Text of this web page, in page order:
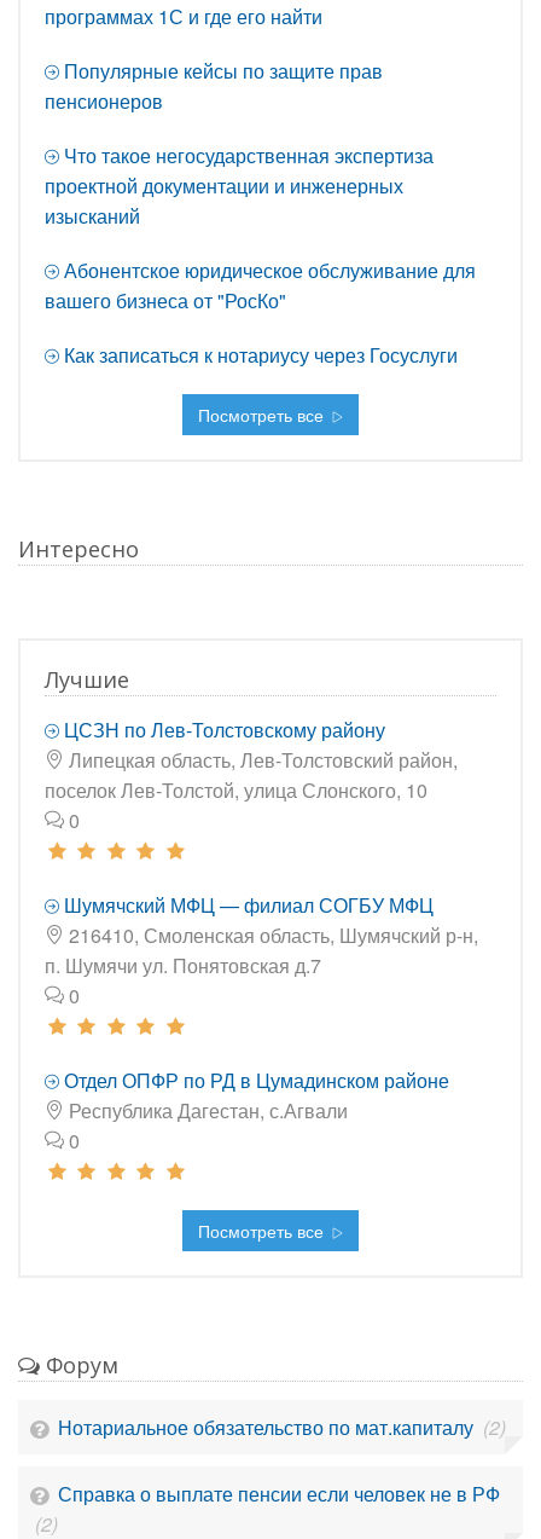
программах 1С и где его найти
Популярные кейсы по защите прав
пенсионеров
Что такое негосударственная экспертиза
проектной документации и инженерных
изысканий
Абонентское юридическое обслуживание для
вашего бизнеса от "РосКо"
Как записаться к нотариусу через Госуслуги
Посмотреть все
Интересно
Лучшие
ЦСЗН по Лев-Толстовскому району
Липецкая область, Лев-Толстовский район,
поселок Лев-Толстой, улица Слонского, 10
0
Шумячский МФЦ — филиал СОГБУ МФЦ
216410, Смоленская область, Шумячский р-н,
п. Шумячи ул. Понятовская д.7
0
Отдел ОПФР по РД в Цумадинском районе
Республика Дагестан, с.Агвали
0
Посмотреть все
Форум
Нотариальное обязательство по мат.капиталу (2)
Справка о выплате пенсии если человек не в РФ
(2)